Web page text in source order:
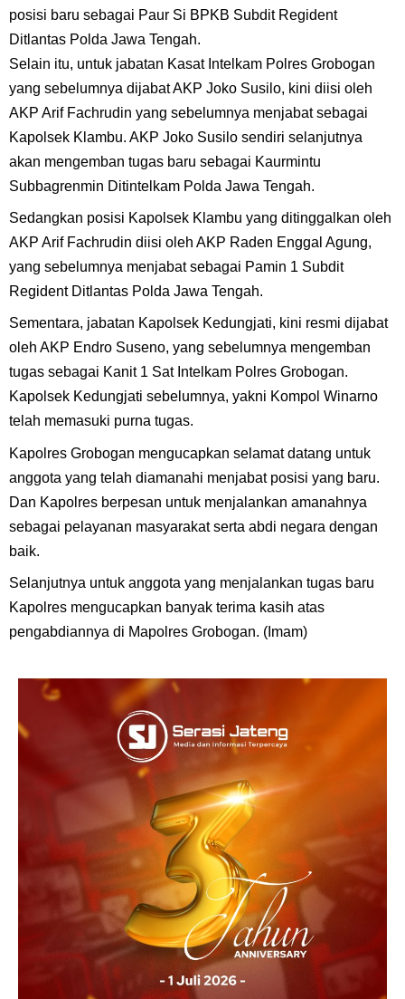
posisi baru sebagai Paur Si BPKB Subdit Regident
Ditlantas Polda Jawa Tengah.
Selain itu, untuk jabatan Kasat Intelkam Polres Grobogan
yang sebelumnya dijabat AKP Joko Susilo, kini diisi oleh
AKP Arif Fachrudin yang sebelumnya menjabat sebagai
Kapolsek Klambu. AKP Joko Susilo sendiri selanjutnya
akan mengemban tugas baru sebagai Kaurmintu
Subbagrenmin Ditintelkam Polda Jawa Tengah.
Sedangkan posisi Kapolsek Klambu yang ditinggalkan oleh
AKP Arif Fachrudin diisi oleh AKP Raden Enggal Agung,
yang sebelumnya menjabat sebagai Pamin 1 Subdit
Regident Ditlantas Polda Jawa Tengah.
Sementara, jabatan Kapolsek Kedungjati, kini resmi dijabat
oleh AKP Endro Suseno, yang sebelumnya mengemban
tugas sebagai Kanit 1 Sat Intelkam Polres Grobogan.
Kapolsek Kedungjati sebelumnya, yakni Kompol Winarno
telah memasuki purna tugas.
Kapolres Grobogan mengucapkan selamat datang untuk
anggota yang telah diamanahi menjabat posisi yang baru.
Dan Kapolres berpesan untuk menjalankan amanahnya
sebagai pelayanan masyarakat serta abdi negara dengan
baik.
Selanjutnya untuk anggota yang menjalankan tugas baru
Kapolres mengucapkan banyak terima kasih atas
pengabdiannya di Mapolres Grobogan. (Imam)